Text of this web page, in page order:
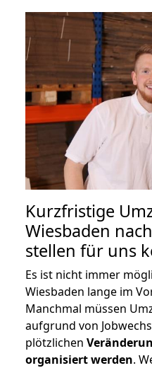
Kurzfristige
Wiesbaden
stellen für uns
Es ist nicht immer
Wiesbaden lange im
Manchmal müssen
aufgrund von
plötzlichen
organisiert werden.